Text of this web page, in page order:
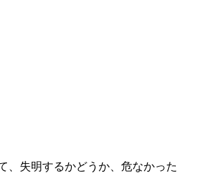
失明するかどうか、危なかった